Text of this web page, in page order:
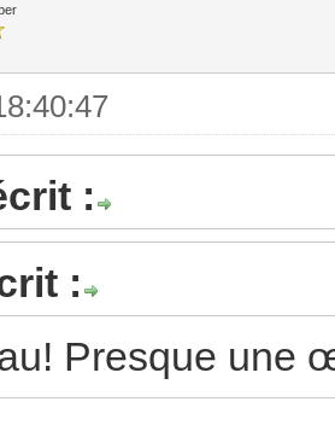
:
choisi,
ce que je disais
les
Ce ne sont